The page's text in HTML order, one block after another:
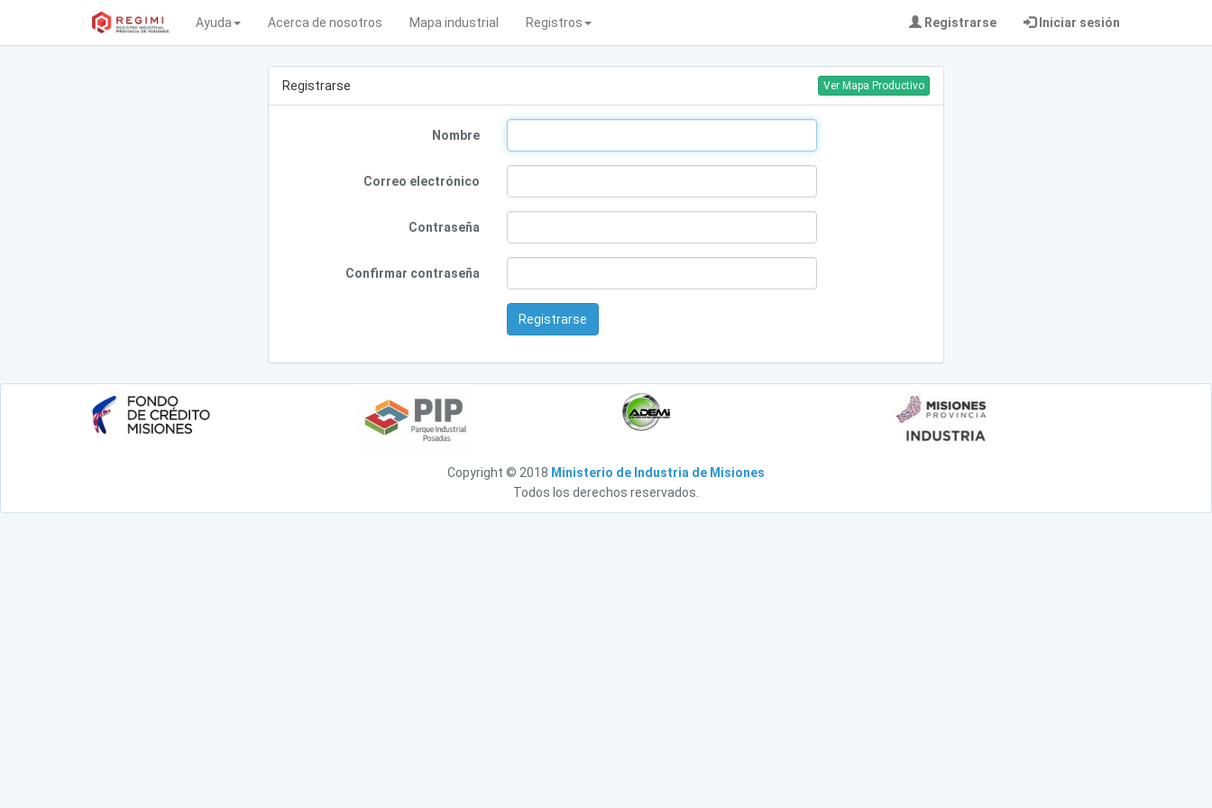
Ayuda Acerca de nosotros Mapa industrial Registros Registrarse Iniciar sesión
Registrarse Ver Mapa Productivo
Nombre
Correo electrónico
Contraseña
Confirmar contraseña
Registrarse
Copyright © 2018 Ministerio de Industria de Misiones
Todos los derechos reservados.